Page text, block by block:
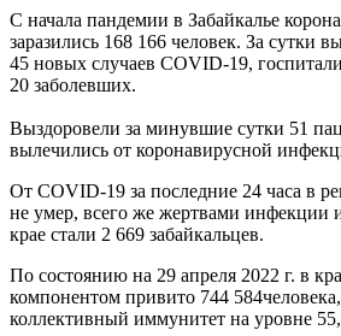
C начала пандемии в Забайкалье
заразились 168 166 человек. За сутки
45 новых случаев COVID-19,
20 заболевших.
Выздоровели за минувшие сутки 51
вылечились от коронавирусной
От COVID-19 за последние 24 часа в
не умер, всего же жертвами инфекции
крае стали 2 669 забайкальцев.
По состоянию на 29 апреля 2022 г. в
компонентом привито 744
коллективный иммунитет на уровне